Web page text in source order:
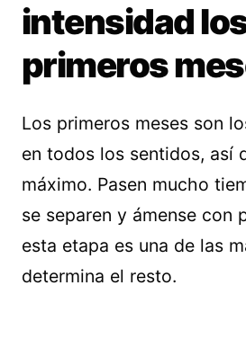
intensidad
primeros
Los primeros meses son
en todos los sentidos, así
máximo. Pasen mucho
se separen y ámense con
esta etapa es una de las
determina el resto.